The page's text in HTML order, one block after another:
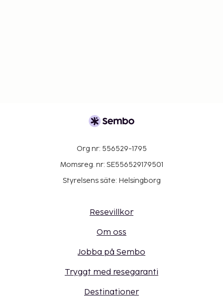
Org nr: 556529-1795
Momsreg. nr: SE556529179501
Styrelsens säte: Helsingborg
Resevillkor
Om oss
Jobba på Sembo
Tryggt med resegaranti
Destinationer